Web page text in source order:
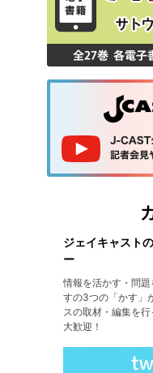
ジェイキャスト
ー
情報を活かす・問
すの3つの「かす」
スの取材・編集を行
大歓迎！